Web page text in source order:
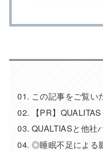
この記事をご覧い
【PR】QUALITAS
QUALTIASと他社
◎睡眠不足による